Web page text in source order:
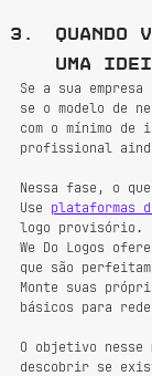
Quando
uma
Se a sua
se o modelo de
com o mínimo
profissional
Nessa fase, o
Use
logo provisório.
We Do Logos
que são
Monte suas
básicos para
O objetivo nesse
descobrir se